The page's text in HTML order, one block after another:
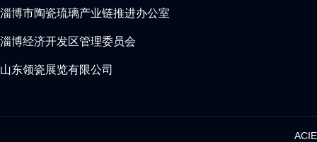
淄博市陶瓷琉璃产业链推进办公室
淄博经济开发区管理委员会
山东领瓷展览有限公司